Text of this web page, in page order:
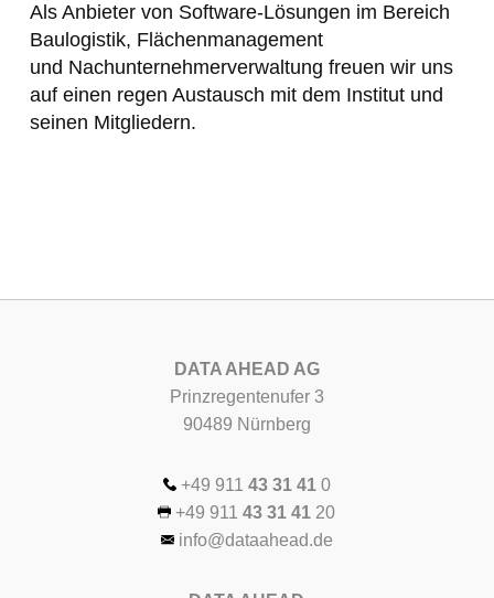
Als Anbieter von Software-Lösungen im Bereich
Baulogistik, Flächenmanagement
und Nachunternehmerverwaltung freuen wir uns
auf einen regen Austausch mit dem Institut und
seinen Mitgliedern.
DATA AHEAD AG
Prinzregentenufer 3
90489 Nürnberg
+49 911 43 31 410
+49 91143 31 41 20
info@dataahead.de